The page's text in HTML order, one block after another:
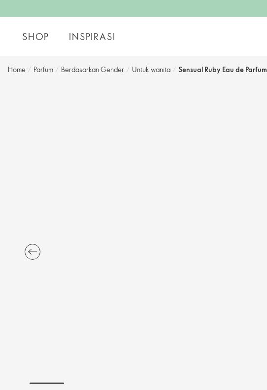
SHOP INSPIRASI
Home / Parfum / Berdasarkan Gender / Untuk wanita / Sensual Ruby Eau de Parfum